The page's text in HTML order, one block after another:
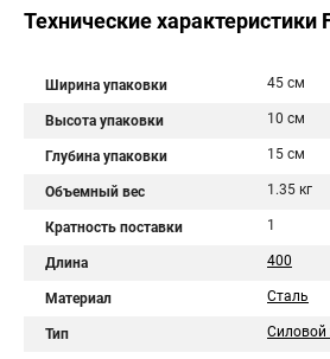
Технические характеристики
Ширина упаковки 45 см
Высота упаковки 10 см
Глубина упаковки 15 см
Объемный вес 1.35 кг
Кратность поставки 1
Длина 400
Материал Сталь
Тип Силовой